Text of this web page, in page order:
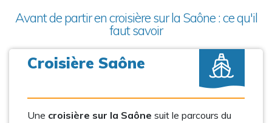
Avant de partir en croisière sur la Saône : ce qu'il
faut savoir
Croisière Saône
Une croisière sur la Saône suit le parcours du